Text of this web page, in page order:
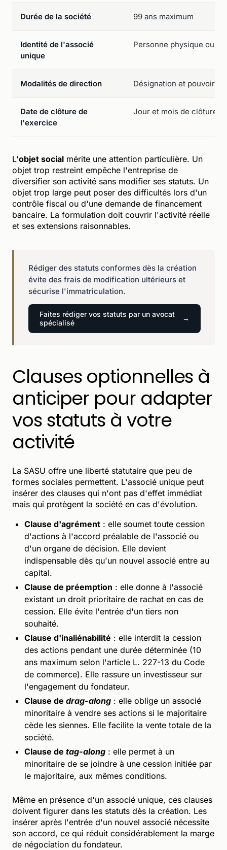
Durée de la société 99 ans maximum
Identité de l'associé
unique
Personne physique ou
Modalités de direction Désignation et pouvoirs
Date de clôture de
l'exercice
Jour et mois de clôture
L'objet social mérite une attention particulière. Un
objet trop restreint empêche l'entreprise de
diversifier son activité sans modifier ses statuts. Un
objet trop large peut poser des difficultés lors d'un
contrôle fiscal ou d'une demande de financement
bancaire. La formulation doit couvrir l'activité réelle
et ses extensions raisonnables.
Rédiger des statuts conformes dès la création
évite des frais de modification ultérieurs et
sécurise l'immatriculation.
Faites rédiger vos statuts par un avocat
spécialisé
Clauses optionnelles à
anticiper pour adapter
vos statuts à votre
activité
La SASU offre une liberté statutaire que peu de
formes sociales permettent. L'associé unique peut
insérer des clauses qui n'ont pas d'effet immédiat
mais qui protègent la société en cas d'évolution.
Clause d'agrément : elle soumet toute cession
d'actions à l'accord préalable de l'associé ou
d'un organe de décision. Elle devient
indispensable dès qu'un nouvel associé entre au
capital.
Clause de préemption : elle donne à l'associé
existant un droit prioritaire de rachat en cas de
cession. Elle évite l'entrée d'un tiers non
souhaité.
Clause d'inaliénabilité : elle interdit la cession
des actions pendant une durée déterminée (10
ans maximum selon l'article L. 227-13 du Code
de commerce). Elle rassure un investisseur sur
l'engagement du fondateur.
Clause de drag-along : elle oblige un associé
minoritaire à vendre ses actions si le majoritaire
cède les siennes. Elle facilite la vente totale de la
société.
Clause de tag-along : elle permet à un
minoritaire de se joindre à une cession initiée par
le majoritaire, aux mêmes conditions.
Même en présence d'un associé unique, ces clauses
doivent figurer dans les statuts dès la création. Les
insérer après l'entrée d'un nouvel associé nécessite
son accord, ce qui réduit considérablement la marge
de négociation du fondateur.